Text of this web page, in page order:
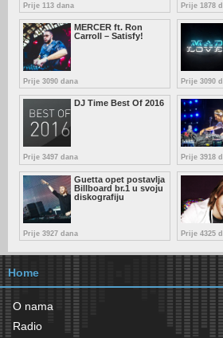
Prije 113 dana Prije 1878
MERCER ft. Ron
Carroll – Satisfy!
Prije 3090 dana Prije 3090
DJ Time Best Of 2016
Prije 3497 dana Prije 3918
Guetta opet postavlja
Billboard br.1 u svoju
diskografiju
Prije 3927 dana Prije 4325
Home
O nama
Radio